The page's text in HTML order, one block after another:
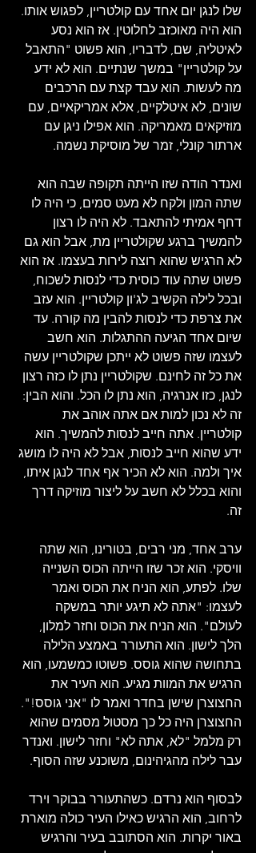
שלו לנגן יום אחד עם קולטריין, לפגוש אותו.
הוא היה מאוכזב לחלוטין. אז הוא נסע
לאיטליה, שם, לדבריו, הוא פשוט "התאבל
על קולטריין" במשך שנתיים. הוא לא ידע
מה לעשות. הוא עבד קצת עם הרכבים
שונים, לא איטלקיים, אלא אמריקאיים, עם
מוזיקאים מאמריקה. הוא אפילו ניגן עם
ארתור קונלי, זמר של מוסיקת נשמה.
ואנדר הודה שזו הייתה תקופה שבה הוא
שתה המון ולקח לא מעט סמים, כי היה לו
דחף אמיתי להתאבד. לא היה לו רצון
להמשיך ברגע שקולטריין מת, אבל הוא גם
לא הרגיש שהוא רוצה לירות בעצמו. אז הוא
פשוט שתה עוד כוסית כדי לנסות לשכוח,
ובכל לילה הקשיב לג'ון קולטריין. הוא עזב
את צרפת כדי לנסות להבין מה קורה. עד
שיום אחד הגיעה ההתגלות. הוא חשב
לעצמו שזה פשוט לא ייתכן שקולטריין עשה
את כל זה לחינם. שקולטריין נתן לו כזה רצון
לנגן, כזו אנרגיה, הוא נתן לו הכל. והוא הבין:
זה לא נכון למות אם אתה אוהב את
קולטריין. אתה חייב לנסות להמשיך. הוא
ידע שהוא חייב לנסות, אבל לא היה לו מושג
איך ולמה. הוא לא הכיר אף אחד לנגן איתו,
והוא בכלל לא חשב על ליצור מוזיקה דרך
זה.
ערב אחד, מני רבים, בטורינו, הוא שתה
וויסקי. הוא זכר שזו הייתה הכוס השנייה
שלו. לפתע, הוא הניח את הכוס ואמר
לעצמו: "אתה לא תיגע יותר במשקה
לעולם". הוא הניח את הכוס וחזר למלון,
הלך לישון. הוא התעורר באמצע הלילה
בתחושה שהוא גוסס. פשוטו כמשמעו, הוא
הרגיש את המוות מגיע. הוא העיר את
החצוצרן שישן בחדר ואמר לו "אני גוסס!".
החצוצרן היה כל כך מסטול מסמים שהוא
רק מלמל "לא, אתה לא" וחזר לישון. ואנדר
עבר לילה מהגיהינום, משוכנע שזה הסוף.
לבסוף הוא נרדם. כשהתעורר בבוקר וירד
לרחוב, הוא הרגיש כאילו העיר כולה מוארת
באור יקרות. הוא הסתובב בעיר והרגיש